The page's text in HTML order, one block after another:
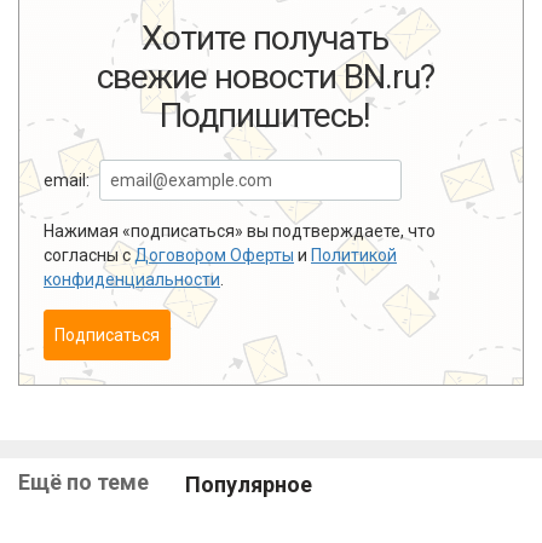
Хотите получать
свежие новости BN.ru?
Подпишитесь!
email:
Нажимая «подписаться» вы подтверждаете, что
согласны сДоговором Оферты и Политикой
конфиденциальности
Подписаться
Ещё по теме Популярное